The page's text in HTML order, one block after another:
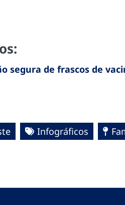
segura de frascos de
Infográficos